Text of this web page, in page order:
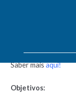
Informação da
Saber maisaqui!
Objetivos: